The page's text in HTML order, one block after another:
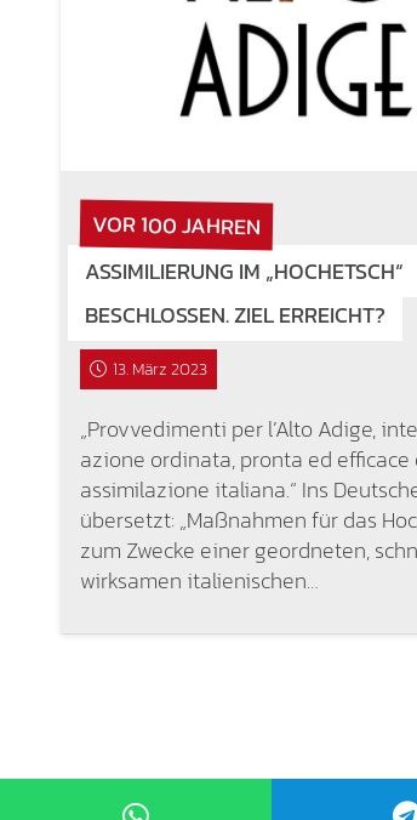
VOR 100 JAHREN
ASSIMILIERUNG IM „HOCHETSCH“
BESCHLOSSEN. ZIEL ERREICHT?
13. März 2023
„Provvedimenti per l’Alto Adige,
azione ordinata, pronta ed efficace
assimilazione italiana.“ Ins
übersetzt: „Maßnahmen für das
zum Zwecke einer geordneten,
wirksamen italienischen…